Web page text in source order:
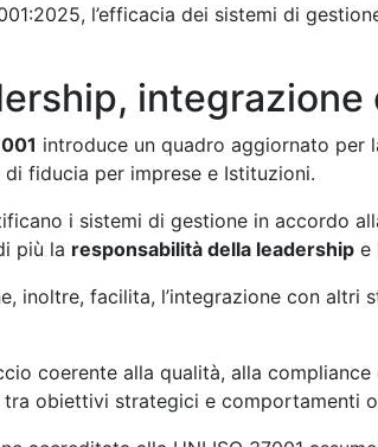
l’efficacia dei sistemi di
integrazione
introduce un quadro aggiornato per
fiducia per imprese e Istituzioni.
i sistemi di gestione in accordo
più la responsabilità della leadership e
inoltre, facilita, l’integrazione con altri
coerente alla qualità, alla compliance
obiettivi strategici e comportamenti